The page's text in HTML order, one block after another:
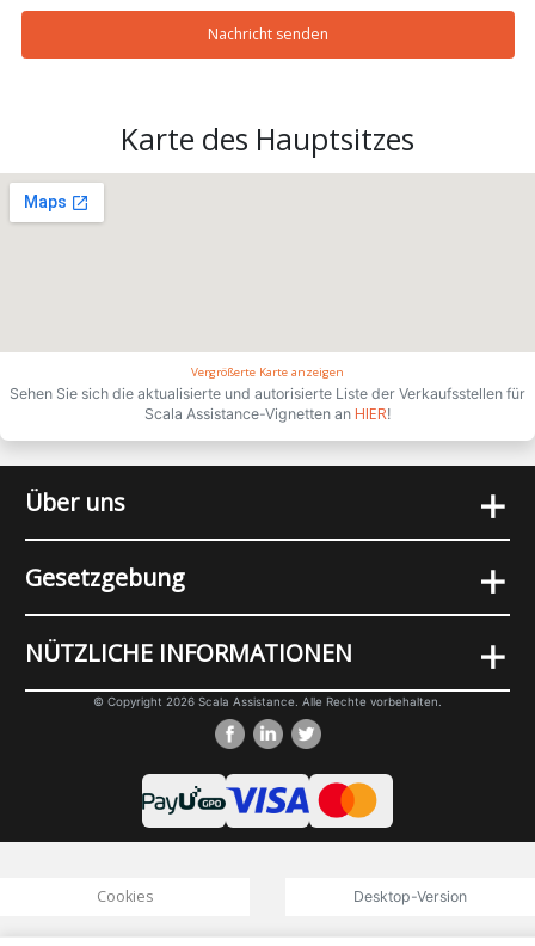
Nachricht senden
Karte des Hauptsitzes
Vergrößerte Karte anzeigen
Sehen Sie sich die aktualisierte und autorisierte Liste der Verkaufsstellen für
Scala Assistance-Vignetten an HIER!
Über uns +
Gesetzgebung +
NÜTZLICHE INFORMATIONEN +
© Copyright 2026 Scala Assistance. Alle Rechte vorbehalten.
Cookies Desktop-Version